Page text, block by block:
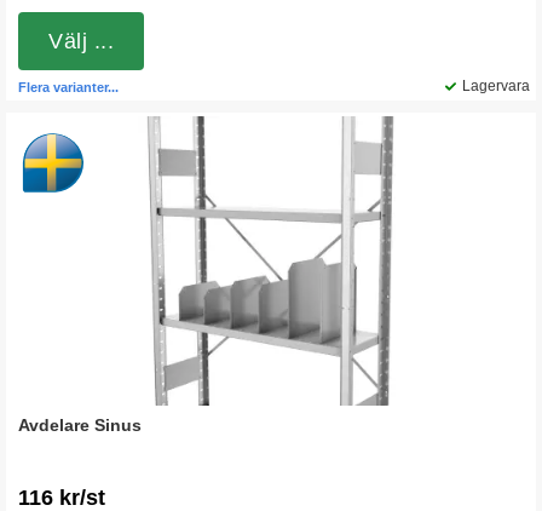
finns med 3 stycken olika djup och 2 olika kapaciteter.
Lagervara
Flera varianter...
Välj ...
Avdelare Sinus
116 kr/st